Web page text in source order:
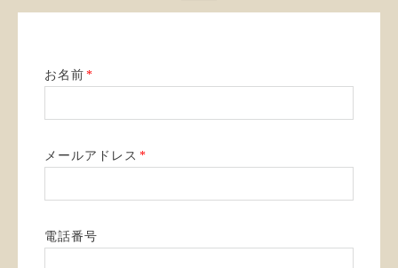
お名前 *
メールアドレス *
電話番号